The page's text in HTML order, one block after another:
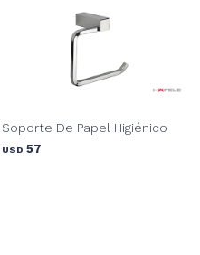
Soporte De Papel Higiénico
USD 57